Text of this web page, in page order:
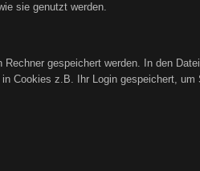
sie genutzt werden.
gespeichert werden. In den
Cookies z.B. Ihr Login gespeichert,